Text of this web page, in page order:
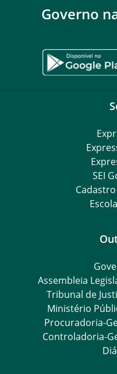
Governo
SEI
Assembleia
Tribunal de
Ministério
Procuradoria-
Controladoria-